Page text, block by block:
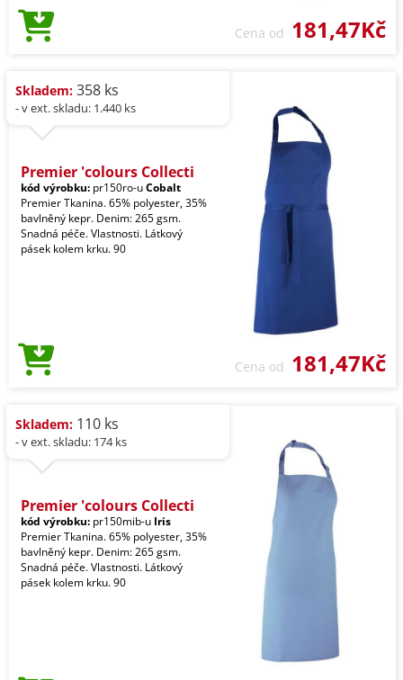
Cena od 181,47Kč
Skladem: 358 ks
- v ext. skladu: 1.440 ks
Premier 'colours Collecti
kód výrobku: pr150ro-uCobalt
Premier Tkanina. 65% polyester, 35%
bavlněný kepr. Denim: 265 gsm.
Snadná péče. Vlastnosti. Látkový
pásek kolem krku. 90
Cena od 181,47Kč
Skladem: 110 ks
- v ext. skladu: 174 ks
Premier 'colours Collecti
kód výrobku: pr150mib-u Iris
Premier Tkanina. 65% polyester, 35%
bavlněný kepr. Denim: 265 gsm.
Snadná péče. Vlastnosti. Látkový
pásek kolem krku. 90